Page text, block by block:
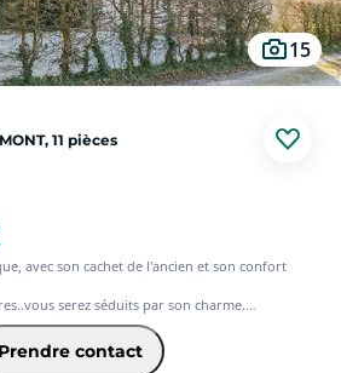
auxquels ce bien est exposé sont disponibles
georisques.gouv.fr.
15
11 pièces
avec son cachet de l'ancien et son confort
serez séduits par son charme.
réversibles vous permettront
énergétiques. Son jardin sans vis à vis , son
rendent ce bien unique à Chaumont.
Prendre contact